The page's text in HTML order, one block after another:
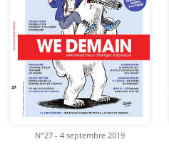
N°27 - 4 septembre 2019